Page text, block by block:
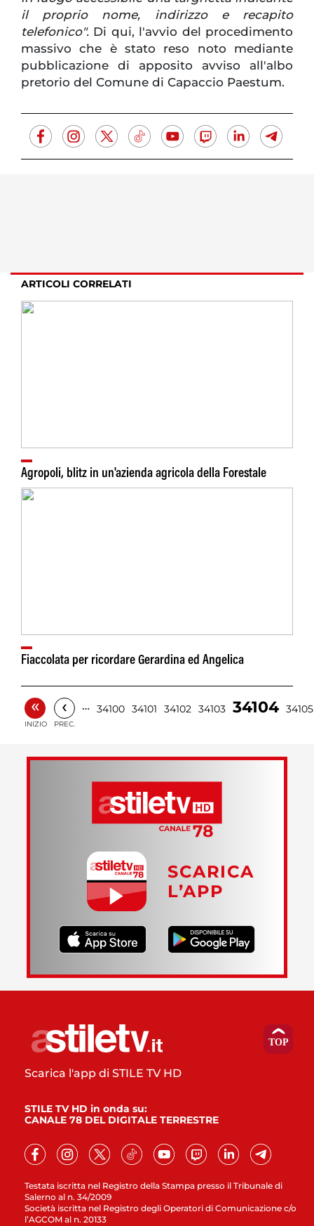
il proprio nome, indirizzo e recapito
telefonico". Di qui, l'avvio del procedimento
massivo che è stato reso noto mediante
pubblicazione di apposito avviso all'albo
pretorio del Comune di Capaccio Paestum.
ARTICOLI CORRELATI
Agropoli, blitz in un'azienda agricola della Forestale
Fiaccolata per ricordare Gerardina ed Angelica
«
INIZIO
‹
PREC.
… 34100 34101 34102 34103 34104 34105
SCARICA
L’APP
Testata iscritta nel Registro della Stampa presso il Tribunale di
Salerno al n. 34/2009
Società iscritta nel Registro degli Operatori di Comunicazione c/o
l’AGCOM al n. 20133
Scarica l'app di STILE TV HD
STILE TV HD in onda su:
CANALE 78 DEL DIGITALE TERRESTRE